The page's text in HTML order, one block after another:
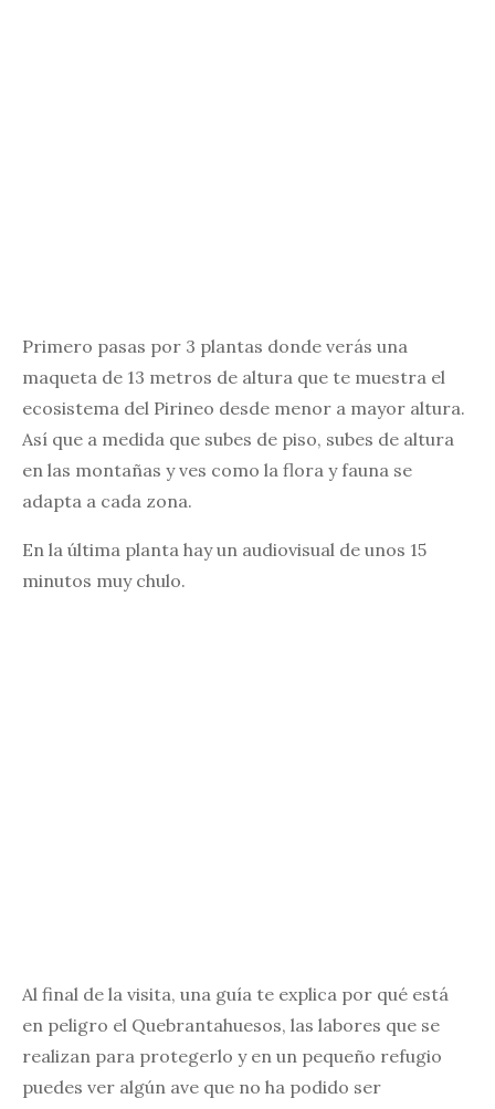
Primero pasas por 3 plantas donde verás una
maqueta de 13 metros de altura que te muestra el
ecosistema del Pirineo desde menor a mayor altura.
Así que a medida que subes de piso, subes de altura
en las montañas y ves como la flora y fauna se
adapta a cada zona.
En la última planta hay un audiovisual de unos 15
minutos muy chulo.
Al final de la visita, una guía te explica por qué está
en peligro el Quebrantahuesos, las labores que se
realizan para protegerlo y en un pequeño refugio
puedes ver algún ave que no ha podido ser